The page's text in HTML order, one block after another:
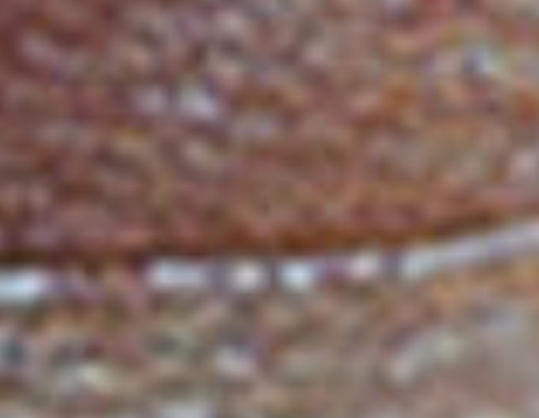
WALDECK Online
facebook.com/OfficialWaldeck/?fref=ts
itunes.apple.com/at/artist/waldeck/id4973382
open.spotify.com/artist/6596yDTd94cIC3dlBptxDH
Schlagworte
Video